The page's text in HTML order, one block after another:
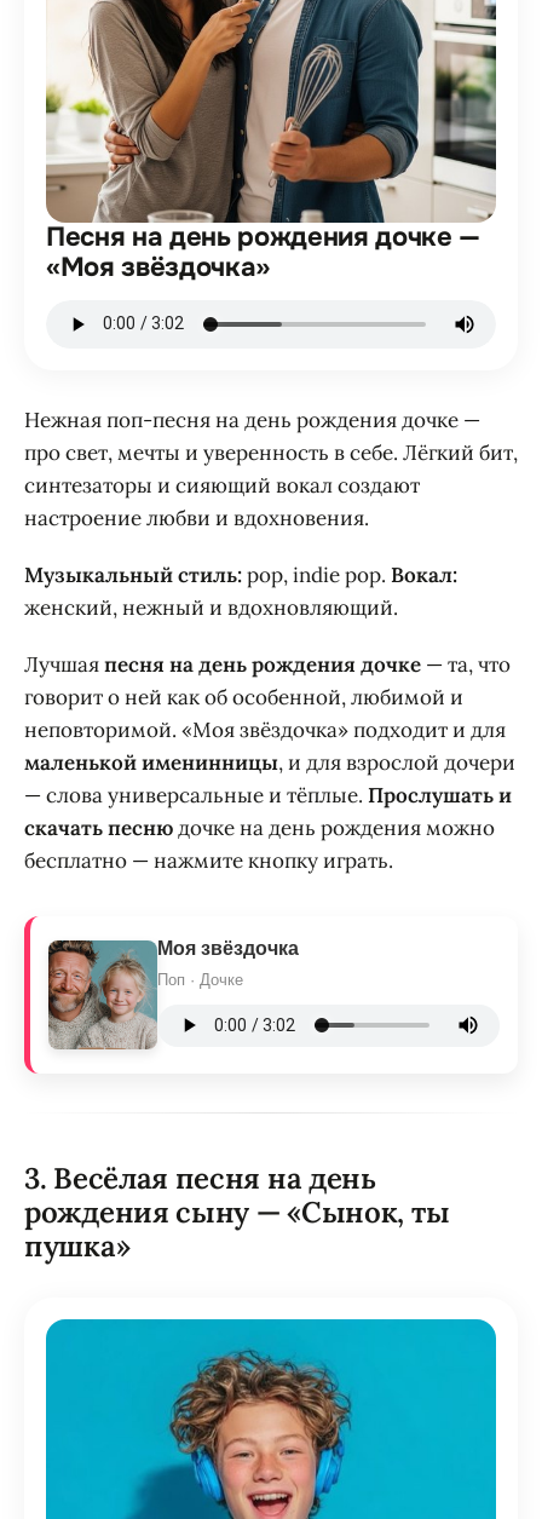
Песня на день рождения дочке —
«Моя звёздочка»
Нежная поп-песня на день рождения дочке —
про свет, мечты и уверенность в себе. Лёгкий бит,
синтезаторы и сияющий вокал создают
настроение любви и вдохновения.
Музыкальный стиль:pop, indie pop. Вокал:
женский, нежный и вдохновляющий.
Лучшаяпесня на день рождения дочке — та, что
говорит о ней как об особенной, любимой и
неповторимой. «Моя звёздочка» подходит и для
маленькой именинницы, и для взрослой дочери
— слова универсальные и тёплые. Прослушать и
скачать песнюдочке на день рождения можно
бесплатно — нажмите кнопку играть.
Моя звёздочка
Поп · Дочке
3. Весёлая песня на день
рождения сыну — «Сынок, ты
пушка»